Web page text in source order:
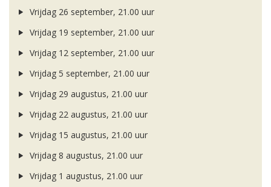
Vrijdag 26 september, 21.00 uur
Vrijdag 19 september, 21.00 uur
Vrijdag 12 september, 21.00 uur
Vrijdag 5 september, 21.00 uur
Vrijdag 29 augustus, 21.00 uur
Vrijdag 22 augustus, 21.00 uur
Vrijdag 15 augustus, 21.00 uur
Vrijdag 8 augustus, 21.00 uur
Vrijdag 1 augustus, 21.00 uur